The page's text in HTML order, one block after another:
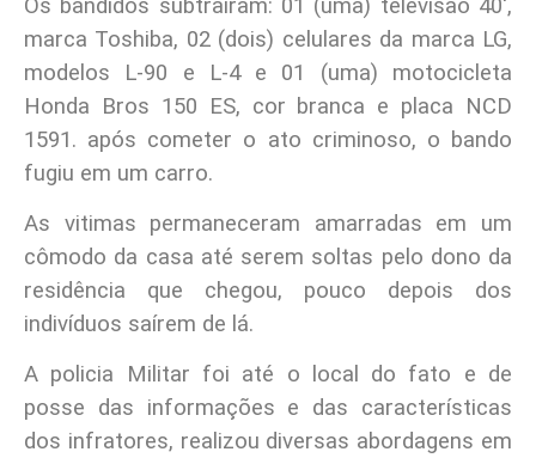
Os bandidos subtraíram: 01 (uma) televisão 40′,
marca Toshiba, 02 (dois) celulares da marca LG,
modelos L-90 e L-4 e 01 (uma) motocicleta
Honda Bros 150 ES, cor branca e placa NCD
1591. após cometer o ato criminoso, o bando
fugiu em um carro.
As vitimas permaneceram amarradas em um
cômodo da casa até serem soltas pelo dono da
residência que chegou, pouco depois dos
indivíduos saírem de lá.
A policia Militar foi até o local do fato e de
posse das informações e das características
dos infratores, realizou diversas abordagens em